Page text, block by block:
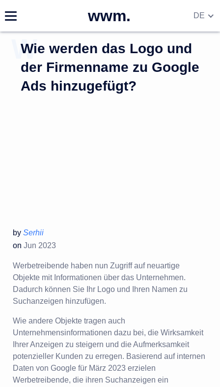
wwm.
EN
DE
UA
Wie werden das Logo und
der Firmenname zu Google
Ads hinzugefügt?
by Serhii
on Jun 2023
Werbetreibende haben nun Zugriff auf neuartige
Objekte mit Informationen über das Unternehmen.
Dadurch können Sie Ihr Logo und Ihren Namen zu
Suchanzeigen hinzufügen.
Wie andere Objekte tragen auch
Unternehmensinformationen dazu bei, die Wirksamkeit
Ihrer Anzeigen zu steigern und die Aufmerksamkeit
potenzieller Kunden zu erregen. Basierend auf internen
Daten von Google für März 2023 erzielen
Werbetreibende, die ihren Suchanzeigen ein